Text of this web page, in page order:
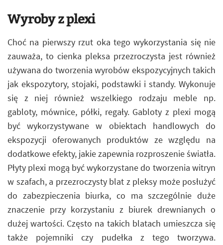
Wyroby z plexi
Choć na pierwszy rzut oka tego wykorzystania się nie
zauważa, to cienka pleksa przezroczysta jest również
używana do tworzenia wyrobów ekspozycyjnych takich
jak ekspozytory, stojaki, podstawki i standy. Wykonuje
się z niej również wszelkiego rodzaju meble np.
gabloty, mównice, półki, regały. Gabloty z plexi mogą
być wykorzystywane w obiektach handlowych do
ekspozycji oferowanych produktów ze względu na
dodatkowe efekty, jakie zapewnia rozproszenie światła.
Płyty plexi mogą być wykorzystane do tworzenia witryn
w szafach, a przezroczysty blat z pleksy może posłużyć
do zabezpieczenia biurka, co ma szczególnie duże
znaczenie przy korzystaniu z biurek drewnianych o
dużej wartości. Często na takich blatach umieszcza się
także pojemniki czy pudełka z tego tworzywa.